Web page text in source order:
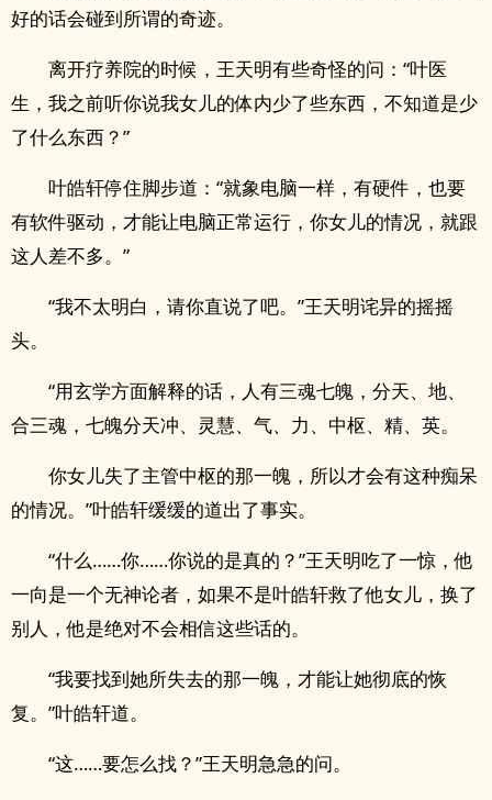
好的话会碰到所谓的奇迹。
离开疗养院的时候，王天明有些奇怪的问：“叶医
生，我之前听你说我女儿的体内少了些东西，不知道是少
了什么东西？”
叶皓轩停住脚步道：“就象电脑一样，有硬件，也要
有软件驱动，才能让电脑正常运行，你女儿的情况，就跟
这人差不多。”
“我不太明白，请你直说了吧。”王天明诧异的摇摇
头。
“用玄学方面解释的话，人有三魂七魄，分天、地、
合三魂，七魄分天冲、灵慧、气、力、中枢、精、英。
你女儿失了主管中枢的那一魄，所以才会有这种痴呆
的情况。”叶皓轩缓缓的道出了事实。
“什么……你……你说的是真的？”王天明吃了一惊，他
一向是一个无神论者，如果不是叶皓轩救了他女儿，换了
别人，他是绝对不会相信这些话的。
“我要找到她所失去的那一魄，才能让她彻底的恢
复。”叶皓轩道。
“这……要怎么找？”王天明急急的问。